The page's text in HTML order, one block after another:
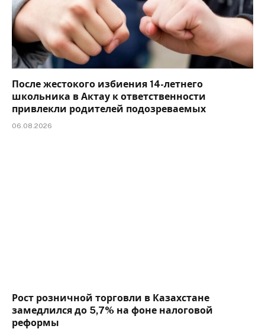
После жестокого избиения 14-летнего
школьника в Актау к ответственности
привлекли родителей подозреваемых
06.08.2026
Рост розничной торговли в Казахстане
замедлился до 5,7% на фоне налоговой
реформы